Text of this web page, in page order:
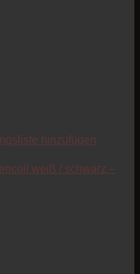
hinzufügen
weiß / schwarz –